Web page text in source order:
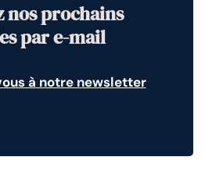
nos prochains
par e-mail
à notre newsletter